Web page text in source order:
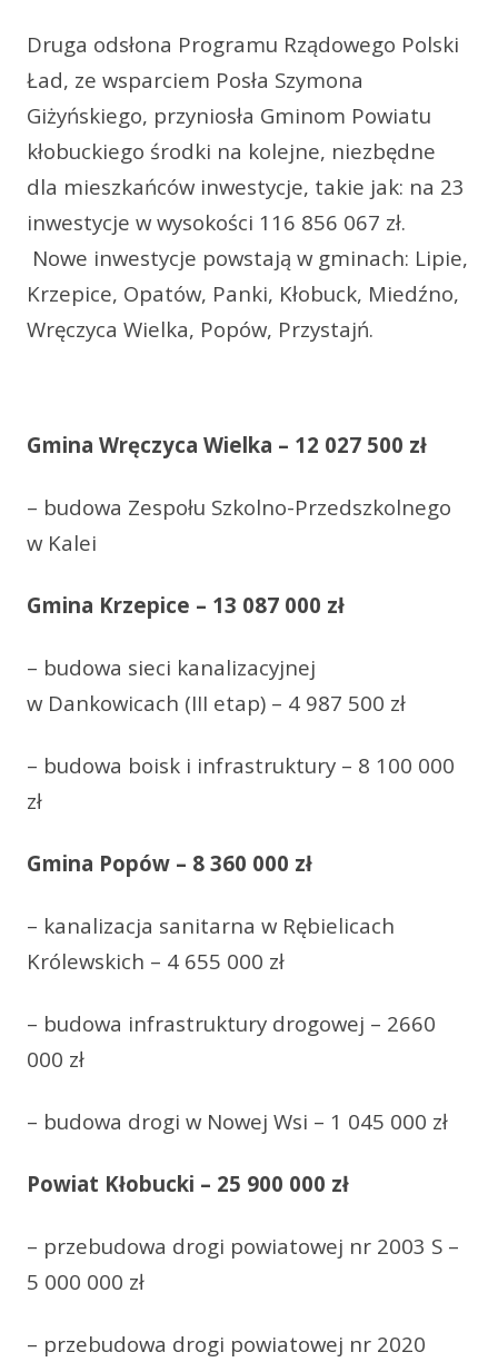
Druga odsłona Programu Rządowego Polski
Ład, ze wsparciem Posła Szymona
Giżyńskiego, przyniosła Gminom Powiatu
kłobuckiego środki na kolejne, niezbędne
dla mieszkańców inwestycje, takie jak: na 23
inwestycje w wysokości 116 856 067 zł.
Nowe inwestycje powstają w gminach: Lipie,
Krzepice, Opatów, Panki, Kłobuck, Miedźno,
Wręczyca Wielka, Popów, Przystajń.
Gmina Wręczyca Wielka – 12 027 500 zł
– budowa Zespołu Szkolno-Przedszkolnego
w Kalei
Gmina Krzepice – 13 087 000 zł
– budowa sieci kanalizacyjnej
w Dankowicach (III etap) – 4 987 500 zł
– budowa boisk i infrastruktury – 8 100 000
zł
Gmina Popów – 8 360 000 zł
– kanalizacja sanitarna w Rębielicach
Królewskich – 4 655 000 zł
– budowa infrastruktury drogowej – 2660
000 zł
– budowa drogi w Nowej Wsi – 1 045 000 zł
Powiat Kłobucki – 25 900 000 zł
– przebudowa drogi powiatowej nr 2003 S –
5 000 000 zł
– przebudowa drogi powiatowej nr 2020